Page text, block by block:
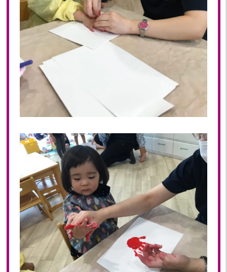
2022年 11月(20)
2022年 10月(20)
2022年 09月(20)
2022年 07月(20)
2022年 06月(22)
2022年 05月(19)
2022年 04月(20)
2022年 03月(22)
2022年 02月(15)
2022年 01月(19)
2021年 12月(20)
2021年 11月(20)
2021年 10月(21)
2021年 09月(20)
2021年 08月(18)
2021年 07月(20)
2021年 06月(22)